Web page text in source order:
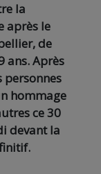
la
après le
de
ans. Après
personnes
hommage
ce 30
devant la